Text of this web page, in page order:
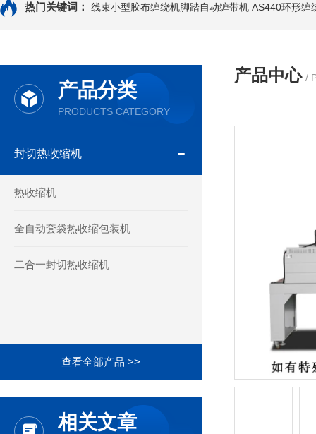
热门关键词： 线束小型胶布缠绕机脚踏自动缠带机 AS440环形缠
产品分类
PRODUCTS CATEGORY
封切热收缩机
热收缩机
全自动套袋热收缩包装机
二合一封切热收缩机
查看全部产品 >>
相关文章
产品中心 /